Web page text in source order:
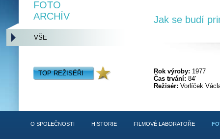
Jak se budí
Rok výroby: 1977
Čas trvání: 84'
Režisér: Vorlíček
FOTO
ARCHÍV
VŠE
TOP REŽISÉŘI
O SPOLEČNOSTI HISTORIE FILMOVÉ LABORATOŘE